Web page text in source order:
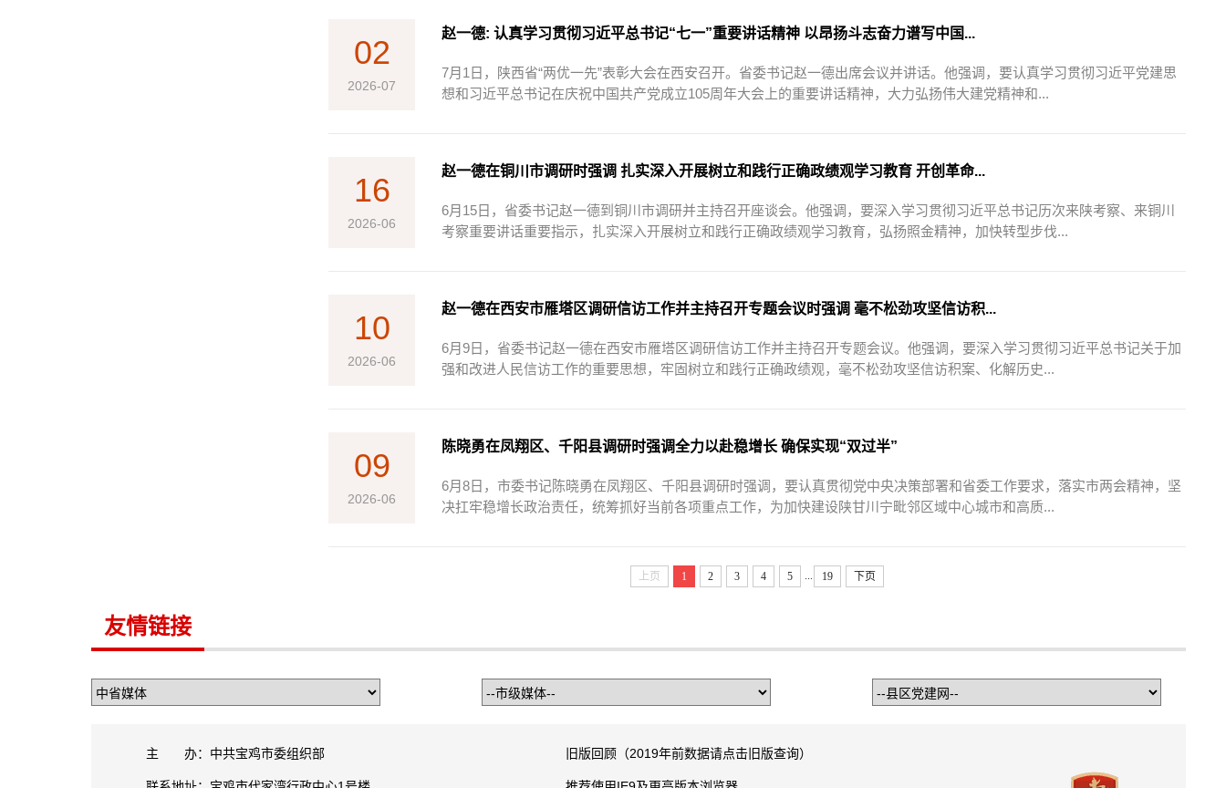
02
2026-07
赵一德: 认真学习贯彻习近平总书记“七一”重要讲话精神 以昂扬斗志奋力谱写中国...
7月1日，陕西省“两优一先”表彰大会在西安召开。省委书记赵一德出席会议并讲话。他强调，要认真学习贯彻习近平党建思
想和习近平总书记在庆祝中国共产党成立105周年大会上的重要讲话精神，大力弘扬伟大建党精神和...
16
2026-06
赵一德在铜川市调研时强调 扎实深入开展树立和践行正确政绩观学习教育 开创革命...
6月15日，省委书记赵一德到铜川市调研并主持召开座谈会。他强调，要深入学习贯彻习近平总书记历次来陕考察、来铜川
考察重要讲话重要指示，扎实深入开展树立和践行正确政绩观学习教育，弘扬照金精神，加快转型步伐...
10
2026-06
赵一德在西安市雁塔区调研信访工作并主持召开专题会议时强调 毫不松劲攻坚信访积...
6月9日，省委书记赵一德在西安市雁塔区调研信访工作并主持召开专题会议。他强调，要深入学习贯彻习近平总书记关于加
强和改进人民信访工作的重要思想，牢固树立和践行正确政绩观，毫不松劲攻坚信访积案、化解历史...
09
2026-06
陈晓勇在凤翔区、千阳县调研时强调全力以赴稳增长 确保实现“双过半”
6月8日，市委书记陈晓勇在凤翔区、千阳县调研时强调，要认真贯彻党中央决策部署和省委工作要求，落实市两会精神，坚
决扛牢稳增长政治责任，统筹抓好当前各项重点工作，为加快建设陕甘川宁毗邻区域中心城市和高质...
上页 1 2 3 4 5 19 下页
友情链接
主 办：中共宝鸡市委组织部 旧版回顾（2019年前数据请点击旧版查询）